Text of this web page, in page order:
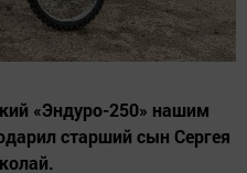
«Эндуро-250» нашим
старший сын Сергея